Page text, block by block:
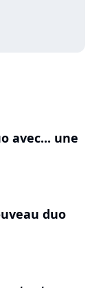
avec... une
duo